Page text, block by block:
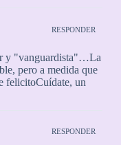
RESPONDER
y "vanguardista"…La
pero a medida que
felicitoCuídate, un
RESPONDER